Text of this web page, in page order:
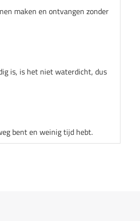
maken en ontvangen zonder
is, is het niet waterdicht, dus
bent en weinig tijd hebt.